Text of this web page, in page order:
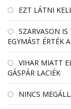
EZT LÁTNI
SZARVASON IS
EGYMÁST ÉRTÉK
VIHAR MIATT
GÁSPÁR LACIÉK
NINCS